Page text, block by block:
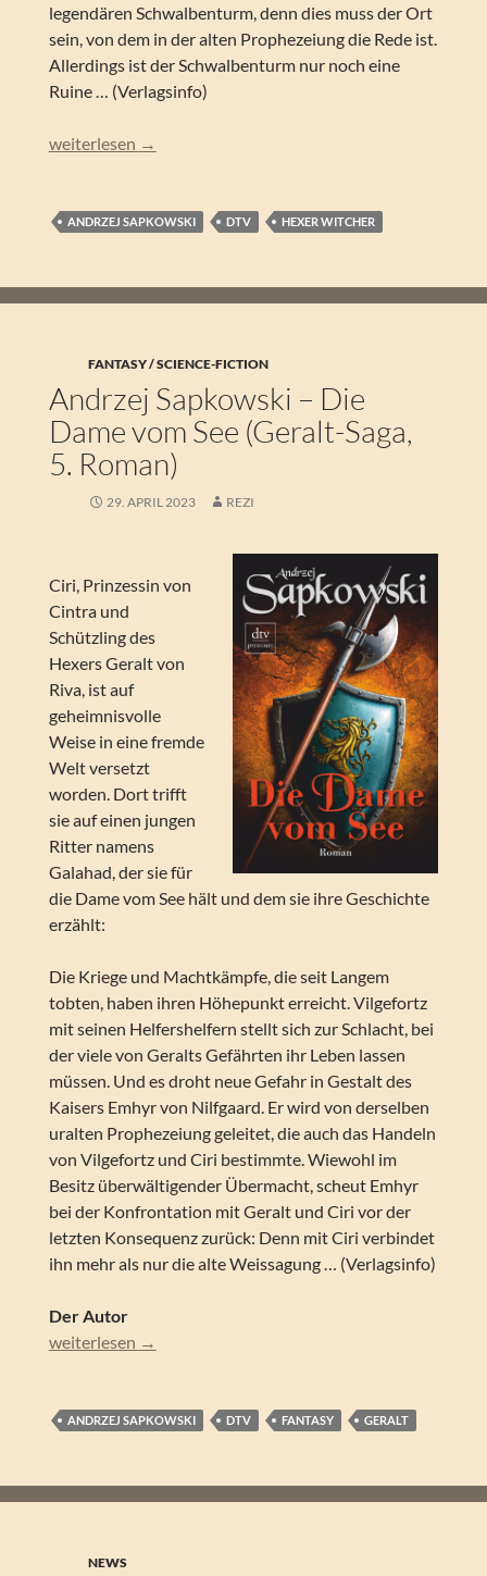
legendären Schwalbenturm, denn dies muss der Ort
sein, von dem in der alten Prophezeiung die Rede ist.
Allerdings ist der Schwalbenturm nur noch eine
Ruine … (Verlagsinfo)
Andrzej Sapkowski – Der Schwalbenturm (Geralt-Saga 4)
weiterlesen →
ANDRZEJ SAPKOWSKI DTV HEXER WITCHER
FANTASY / SCIENCE-FICTION
Andrzej Sapkowski – Die
Dame vom See (Geralt-Saga,
5. Roman)
29. APRIL 2023 REZI
Ciri, Prinzessin von
Cintra und
Schützling des
Hexers Geralt von
Riva, ist auf
geheimnisvolle
Weise in eine fremde
Welt versetzt
worden. Dort trifft
sie auf einen jungen
Ritter namens
Galahad, der sie für
die Dame vom See hält und dem sie ihre Geschichte
erzählt:
Die Kriege und Machtkämpfe, die seit Langem
tobten, haben ihren Höhepunkt erreicht. Vilgefortz
mit seinen Helfershelfern stellt sich zur Schlacht, bei
der viele von Geralts Gefährten ihr Leben lassen
müssen. Und es droht neue Gefahr in Gestalt des
Kaisers Emhyr von Nilfgaard. Er wird von derselben
uralten Prophezeiung geleitet, die auch das Handeln
von Vilgefortz und Ciri bestimmte. Wiewohl im
Besitz überwältigender Übermacht, scheut Emhyr
bei der Konfrontation mit Geralt und Ciri vor der
letzten Konsequenz zurück: Denn mit Ciri verbindet
ihn mehr als nur die alte Weissagung … (Verlagsinfo)
Der Autor
Andrzej Sapkowski – Die Dame vom See (Geralt-Saga, 5.
weiterlesen →
ANDRZEJ SAPKOWSKI DTV FANTASY GERALT
NEWS